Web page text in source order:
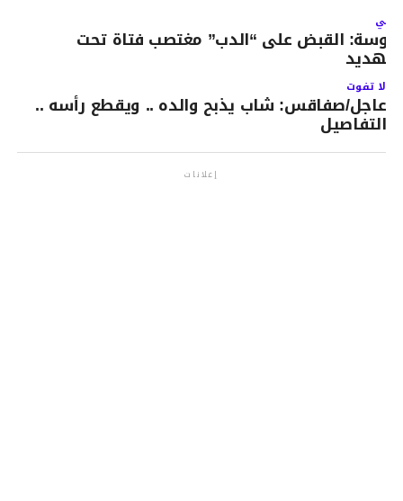
القبض على “الدب” مغتصب فتاة تحت
لا تفوت
عاجل/صفاقس: شاب يذبح والده .. ويقطع رأسه ..
التفاصيل
إعلانات